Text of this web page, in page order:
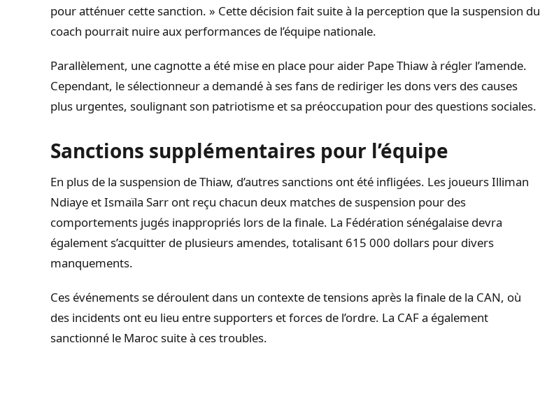
pour atténuer cette sanction. » Cette décision fait suite à la perception que la suspension du
coach pourrait nuire aux performances de l’équipe nationale.
Parallèlement, une cagnotte a été mise en place pour aider Pape Thiaw à régler l’amende.
Cependant, le sélectionneur a demandé à ses fans de rediriger les dons vers des causes
plus urgentes, soulignant son patriotisme et sa préoccupation pour des questions sociales.
Sanctions supplémentaires pour l’équipe
En plus de la suspension de Thiaw, d’autres sanctions ont été infligées. Les joueurs Illiman
Ndiaye et Ismaïla Sarr ont reçu chacun deux matches de suspension pour des
comportements jugés inappropriés lors de la finale. La Fédération sénégalaise devra
également s’acquitter de plusieurs amendes, totalisant 615 000 dollars pour divers
manquements.
Ces événements se déroulent dans un contexte de tensions après la finale de la CAN, où
des incidents ont eu lieu entre supporters et forces de l’ordre. La CAF a également
sanctionné le Maroc suite à ces troubles.